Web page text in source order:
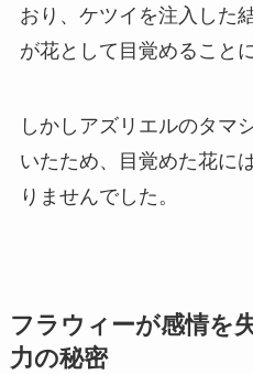
おり、ケツイを注入した
が花として目覚めること
しかしアズリエルのタマ
いたため、目覚めた花に
りませんでした。
フラウィーが感情を
力の秘密